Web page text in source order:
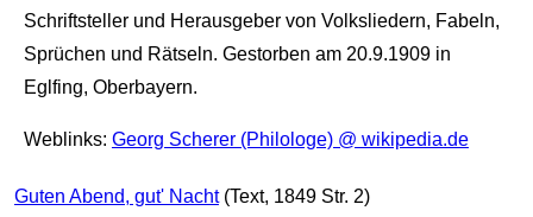
Schriftsteller und Herausgeber von Volksliedern, Fabeln,
Sprüchen und Rätseln. Gestorben am 20.9.1909 in
Eglfing, Oberbayern.
Weblinks: Georg Scherer (Philologe) @ wikipedia.de
Guten Abend, gut' Nacht (Text, 1849 Str. 2)